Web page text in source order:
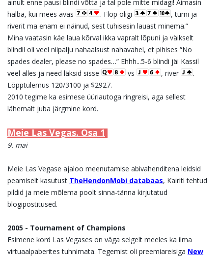
ainult enne pausi blindi võtta ja tal pole mitte midagi! Aimasin
halba, kui mees avas
. Flop oligi
, turni ja
riverit ma enam ei näinud, sest tuhisesin lauast minema.”
Mina vaatasin käe laua kõrval ikka vapralt lõpuni ja väikselt
blindil oli veel niipalju nahaalsust nahavahel, et pihises “No
spades dealer, please no spades…” Ehhh...5-6 blindi jäi Kassil
veel alles ja need läksid sisse
vs , river
.
Lõpptulemus 120/3100 ja $2927.
2010 tegime ka esimese üüriautoga ringreisi, aga sellest
lähemalt juba järgmine kord.
Meie Las Vegas. Osa 1
9. mai
Meie Las Vegase ajaloo meenutamise abivahenditena leidsid
peamiselt kasutust TheHendonMobi databaas, Kairiti tehtud
pildid ja meie mõlema poolt sinna-tänna kirjutatud
blogipostitused.
2005 - Tournament of Champions
Esimene kord Las Vegases on väga selgelt meeles ka ilma
virtuaalpaberites tuhnimata. Tegemist oli preemiareisiga New